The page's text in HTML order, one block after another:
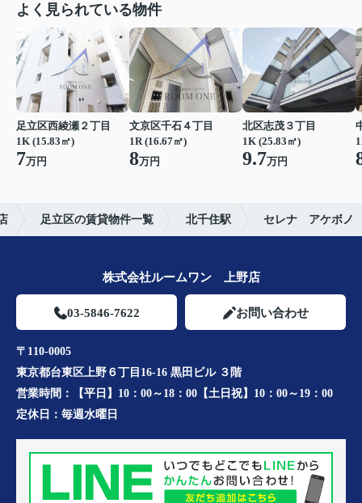
よく見られている物件
足立区西綾瀬２丁目
1K (15.83㎡)
7万円
文京区千石４丁目
1R (16.67㎡)
8万円
北区志茂３丁目
1K (25.83㎡)
9.7万円
足立区の賃貸物件一覧 北千住駅 セレナ アケボノ
株式会社ルームワン 上野店
03-5846-7622 お問い合わせ
〒110-0005
東京都台東区上野６丁目16-16 黒田ビル ３階
営業時間：
【平日】10：00～18：00【土日祝】10：00～19：00
定休日： 毎週水曜日